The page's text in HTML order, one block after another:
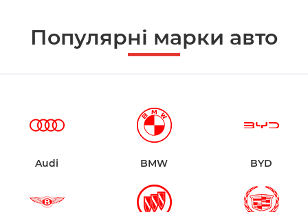
Популярні марки авто
Audi BMW BYD